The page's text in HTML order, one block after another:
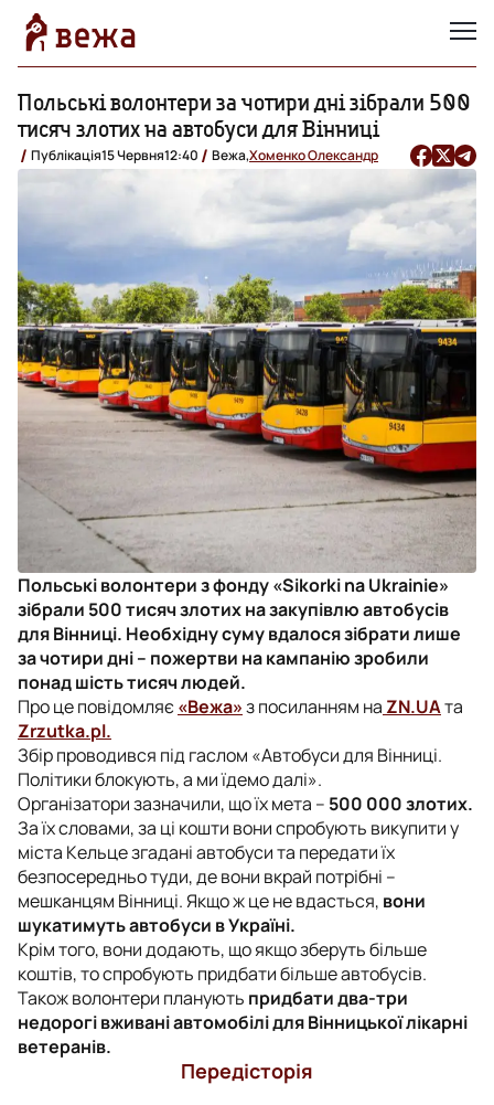
Польські волонтери за чотири дні зібрали 500
тисяч злотих на автобуси для Вінниці
Публікація15 Червня12:40 Вежа,Хоменко Олександр
Польські волонтери з фонду «Sikorki na Ukrainie»
зібрали 500 тисяч злотих на закупівлю автобусів
для Вінниці. Необхідну суму вдалося зібрати лише
за чотири дні – пожертви на кампанію зробили
понад шість тисяч людей.
Про це повідомляє«Вежа»з посиланням на ZN.UAта
Zrzutka.pl.
Збір проводився під гаслом «Автобуси для Вінниці.
Політики блокують, а ми їдемо далі».
Організатори зазначили, що їх мета – 500 000 злотих.
За їх словами, за ці кошти вони спробують викупити у
міста Кельце згадані автобуси та передати їх
безпосередньо туди, де вони вкрай потрібні –
мешканцям Вінниці. Якщо ж це не вдасться, вони
шукатимуть автобуси в Україні.
Крім того, вони додають, що якщо зберуть більше
коштів, то спробують придбати більше автобусів.
Також волонтери планують придбати два-три
недорогі вживані автомобілі для Вінницької лікарні
ветеранів.
Передісторія